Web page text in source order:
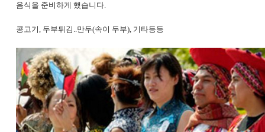
음식을 준비하게 했습니다.
콩고기, 두부튀김..만두(속이 두부), 기타등등